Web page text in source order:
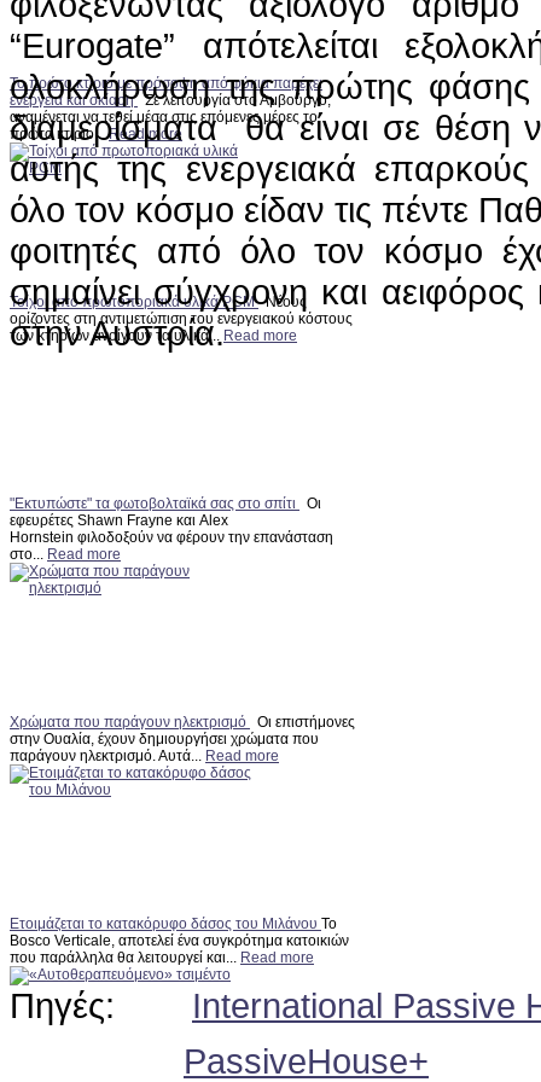
Το πρώτο κτίριο με πρόσοψη από φύκια παρέχει
ενέργεια και σκίασηΣε λειτουργία στο Αμβούργο,
αναμένεται να τεθεί μέσα στις επόμενες μέρες το
πρώτο κτίριο...Read more
Τοίχοι από πρωτοποριακά υλικά PCMΝέους
ορίζοντες στη αντιμετώπιση του ενεργειακού κόστους
των κτηρίων ανοίγουν τα υλικά... Read more
"Εκτυπώστε" τα φωτοβολταϊκά σας στο σπίτι
Οι
εφευρέτες Shawn Frayne και Alex
Hornstein φιλοδοξούν να φέρουν την επανάσταση
στο... Read more
Χρώματα που παράγουν ηλεκτρισμό
Οι επιστήμονες
στην Ουαλία, έχουν δημιουργήσει χρώματα που
παράγουν ηλεκτρισμό. Αυτά... Read more
Ετοιμάζεται το κατακόρυφο δάσος του Μιλάνου Το
Bosco Verticale, αποτελεί ένα συγκρότημα κατοικιών
που παράλληλα θα λειτουργεί και... Read more
“Eurogate” απότελείται
ολοκλήρωση της πρώτης φάσης
διαμερίσματα θα είναι σε
αυτής της ενεργειακά
όλο τον κόσμο είδαν τις πέντε
φοιτητές από όλο τον κόσμο
σημαίνει σύγχρονη και αειφόρος
στην Αυστρία.
Πηγές:
International Passive
PassiveHouse+